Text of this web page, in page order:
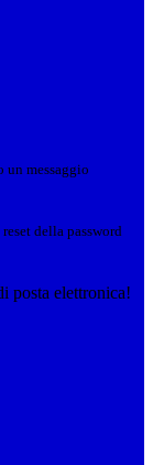
un messaggio
della password
posta elettronica!